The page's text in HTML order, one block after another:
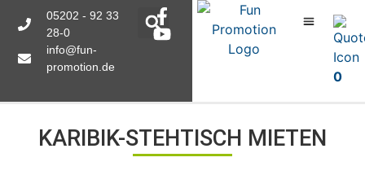
05202 - 92 33
28-0
info@fun-
promotion.de
0
KARIBIK-STEHTISCH MIETEN